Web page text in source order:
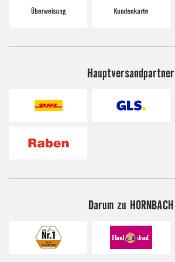
Hauptversandpartner
Darum zu HORNBACH